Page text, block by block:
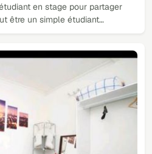
en stage pour partager
être un simple étudiant…